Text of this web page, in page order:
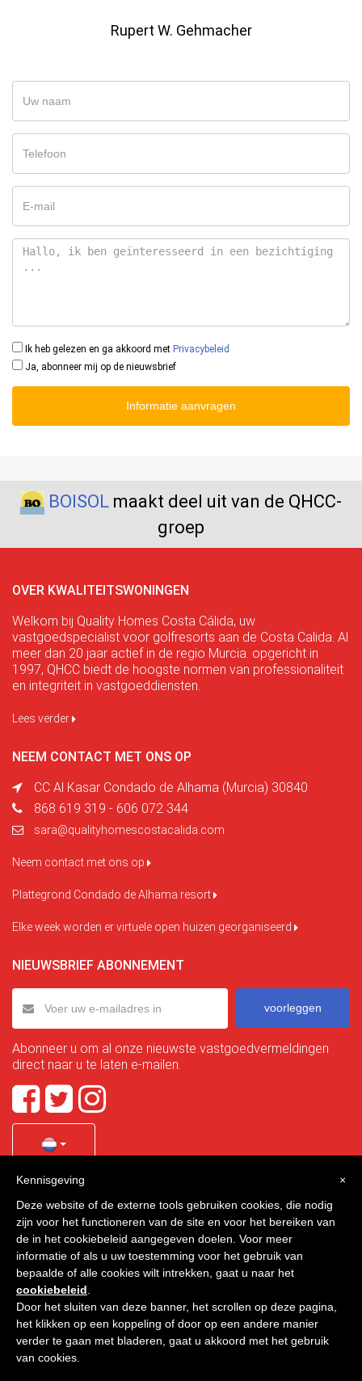
Rupert W. Gehmacher
Ik heb gelezen en ga akkoord met Privacybeleid
Ja, abonneer mij op de nieuwsbrief
Informatie aanvragen
BOISOL maakt deel uit van de QHCC-
groep
OVER KWALITEITSWONINGEN
Welkom bij Quality Homes Costa Cálida, uw
vastgoedspecialist voor golfresorts aan de Costa Calida. Al
meer dan 20 jaar actief in de regio Murcia. opgericht in
1997, QHCC biedt de hoogste normen van professionaliteit
en integriteit in vastgoeddiensten.
Lees verder
NEEM CONTACT MET ONS OP
CC Al Kasar Condado de Alhama (Murcia) 30840
868 619 319 - 606 072 344
sara@qualityhomescostacalida.com
Neem contact met ons op
Plattegrond Condado de Alhama resort
Elke week worden er virtuele open huizen georganiseerd
NIEUWSBRIEF ABONNEMENT
voorleggen
Abonneer u om al onze nieuwste vastgoedvermeldingen
direct naar u te laten e-mailen.
Quality Homes Costa Calida
is a registered trademark of
La Manga Holiday Home SL duly registered with CIF / tax
no. B-30750053 and address: Bella Luz 07-05, 30389 La
Manga Club, Cartagena, Murcia, Spain.
Quality Homes Costa Cálida - Alle rechten voorbehouden
Privacy Contact
×
Kennisgeving
Deze website of de externe tools gebruiken cookies, die nodig
zijn voor het functioneren van de site en voor het bereiken van
de in het cookiebeleid aangegeven doelen. Voor meer
informatie of als u uw toestemming voor het gebruik van
bepaalde of alle cookies wilt intrekken, gaat u naar het
cookiebeleid
Door het sluiten van deze banner, het scrollen op deze pagina,
het klikken op een koppeling of door op een andere manier
verder te gaan met bladeren, gaat u akkoord met het gebruik
van cookies.